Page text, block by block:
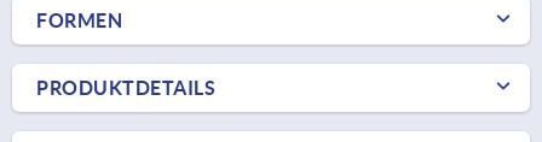
FORMEN
PRODUKTDETAILS